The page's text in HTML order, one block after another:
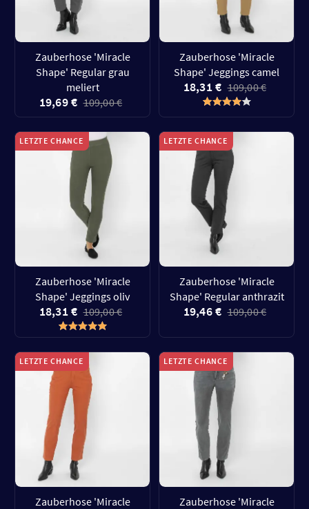
Zauberhose 'Miracle
Shape' Regular grau
meliert
19,69 € 109,00 €
Zauberhose 'Miracle
Shape' Jeggings camel
18,31 € 109,00 €
LETZTE CHANCE
Zauberhose 'Miracle
Shape' Jeggings oliv
18,31 € 109,00 €
LETZTE CHANCE
Zauberhose 'Miracle
Shape' Regular anthrazit
19,46 € 109,00 €
LETZTE CHANCE
Zauberhose 'Miracle
LETZTE CHANCE
Zauberhose 'Miracle